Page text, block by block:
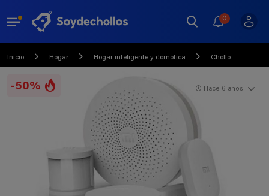
0
Inicio Hogar Hogar inteligente y domótica Chollo
-50% Hace 6 años